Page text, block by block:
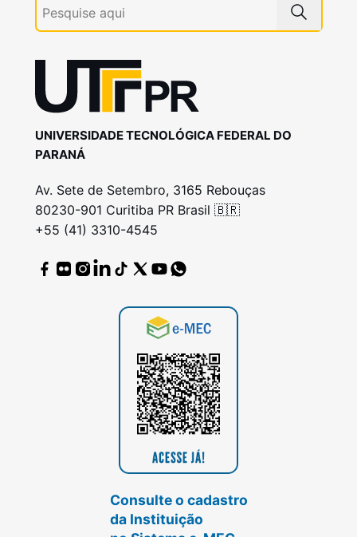
UNIVERSIDADE TECNOLÓGICA FEDERAL DO
PARANÁ
Av. Sete de Setembro, 3165 Rebouças
80230-901 Curitiba PR Brasil 🇧🇷
+55 (41) 3310-4545
Consulte o cadastro
da Instituição